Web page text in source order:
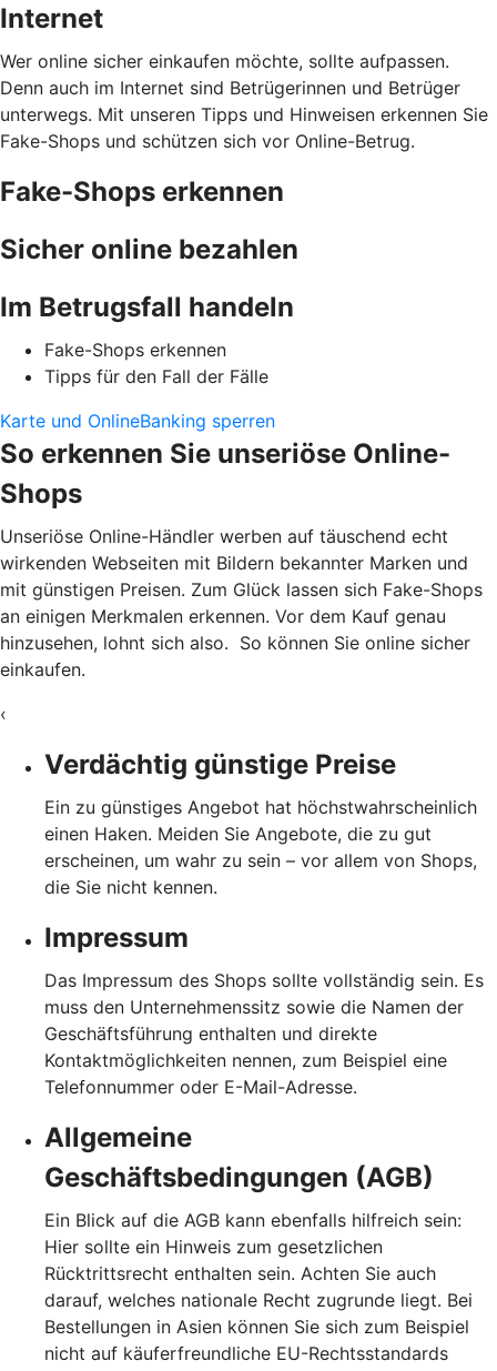
Internet
Wer online sicher einkaufen möchte, sollte aufpassen.
Denn auch im Internet sind Betrügerinnen und Betrüger
unterwegs. Mit unseren Tipps und Hinweisen erkennen Sie
Fake-Shops und schützen sich vor Online-Betrug.
Fake-Shops erkennen
Sicher online bezahlen
Im Betrugsfall handeln
Fake-Shops erkennen
Tipps für den Fall der Fälle
Karte und OnlineBanking sperren
So erkennen Sie unseriöse Online-
Shops
Unseriöse Online-Händler werben auf täuschend echt
wirkenden Webseiten mit Bildern bekannter Marken und
mit günstigen Preisen. Zum Glück lassen sich Fake-Shops
an einigen Merkmalen erkennen. Vor dem Kauf genau
hinzusehen, lohnt sich also. So können Sie online sicher
einkaufen.
‹
Verdächtig günstige Preise
Ein zu günstiges Angebot hat höchstwahrscheinlich
einen Haken. Meiden Sie Angebote, die zu gut
erscheinen, um wahr zu sein – vor allem von Shops,
die Sie nicht kennen.
Impressum
Das Impressum des Shops sollte vollständig sein. Es
muss den Unternehmenssitz sowie die Namen der
Geschäftsführung enthalten und direkte
Kontaktmöglichkeiten nennen, zum Beispiel eine
Telefonnummer oder E-Mail-Adresse.
Allgemeine
Geschäftsbedingungen (AGB)
Ein Blick auf die AGB kann ebenfalls hilfreich sein:
Hier sollte ein Hinweis zum gesetzlichen
Rücktrittsrecht enthalten sein. Achten Sie auch
darauf, welches nationale Recht zugrunde liegt. Bei
Bestellungen in Asien können Sie sich zum Beispiel
nicht auf käuferfreundliche EU-Rechtsstandards